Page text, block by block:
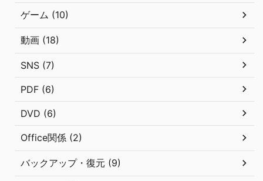
ゲーム (10)
動画 (18)
SNS (7)
PDF (6)
DVD (6)
Office関係 (2)
バックアップ・復元 (9)